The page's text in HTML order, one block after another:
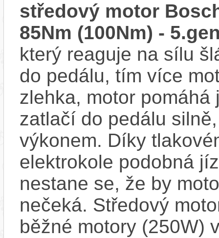
středový motor
85Nm (100Nm) -
který reaguje na sílu
do pedálu, tím více
zlehka, motor
zatlačí do pedálu
výkonem. Díky
elektrokole podobná
nestane se, že by
nečeká. Středový
běžné motory (250W)